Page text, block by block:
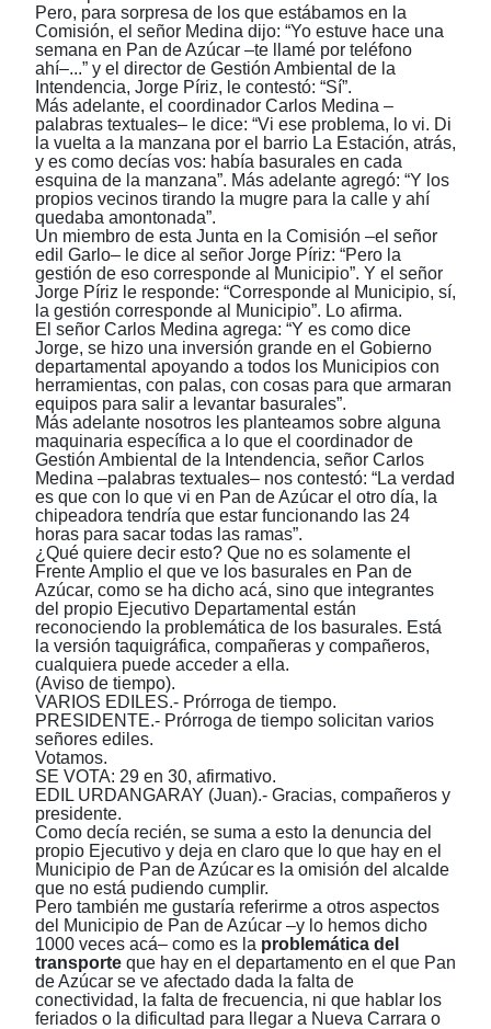
Pero, para sorpresa de los que estábamos en la
Comisión, el señor Medina dijo: “Yo estuve hace una
semana en Pan de Azúcar –te llamé por teléfono
ahí–...” y el director de Gestión Ambiental de la
Intendencia, Jorge Píriz, le contestó: “Sí”.
Más adelante, el coordinador Carlos Medina –
palabras textuales– le dice: “Vi ese problema, lo vi. Di
la vuelta a la manzana por el barrio La Estación, atrás,
y es como decías vos: había basurales en cada
esquina de la manzana”. Más adelante agregó: “Y los
propios vecinos tirando la mugre para la calle y ahí
quedaba amontonada”.
Un miembro de esta Junta en la Comisión –el señor
edil Garlo– le dice al señor Jorge Píriz: “Pero la
gestión de eso corresponde al Municipio”. Y el señor
Jorge Píriz le responde: “Corresponde al Municipio, sí,
la gestión corresponde al Municipio”. Lo afirma.
El señor Carlos Medina agrega: “Y es como dice
Jorge, se hizo una inversión grande en el Gobierno
departamental apoyando a todos los Municipios con
herramientas, con palas, con cosas para que armaran
equipos para salir a levantar basurales”.
Más adelante nosotros les planteamos sobre alguna
maquinaria específica a lo que el coordinador de
Gestión Ambiental de la Intendencia, señor Carlos
Medina –palabras textuales– nos contestó: “La verdad
es que con lo que vi en Pan de Azúcar el otro día, la
chipeadora tendría que estar funcionando las 24
horas para sacar todas las ramas”.
¿Qué quiere decir esto? Que no es solamente el
Frente Amplio el que ve los basurales en Pan de
Azúcar, como se ha dicho acá, sino que integrantes
del propio Ejecutivo Departamental están
reconociendo la problemática de los basurales. Está
la versión taquigráfica, compañeras y compañeros,
cualquiera puede acceder a ella.
(Aviso de tiempo).
VARIOS EDILES.- Prórroga de tiempo.
PRESIDENTE.- Prórroga de tiempo solicitan varios
señores ediles.
Votamos.
SE VOTA: 29 en 30, afirmativo.
EDIL URDANGARAY (Juan).- Gracias, compañeros y
presidente.
Como decía recién, se suma a esto la denuncia del
propio Ejecutivo y deja en claro que lo que hay en el
Municipio de Pan de Azúcares la omisión del alcalde
que no está pudiendo cumplir.
Pero también me gustaría referirme a otros aspectos
del Municipio de Pan de Azúcar –y lo hemos dicho
1000 veces acá– como es la problemática del
transporte que hay en el departamento en el que Pan
de Azúcar se ve afectado dada la falta de
conectividad, la falta de frecuencia, ni que hablar los
feriados o la dificultad para llegar a Nueva Carrara o